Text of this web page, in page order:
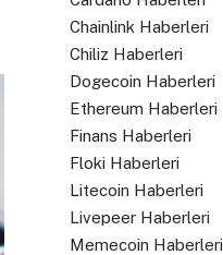
Chainlink Haberleri
Chiliz Haberleri
Dogecoin Haberleri
Ethereum Haberleri
Finans Haberleri
Floki Haberleri
Litecoin Haberleri
Livepeer Haberleri
Memecoin Haberleri